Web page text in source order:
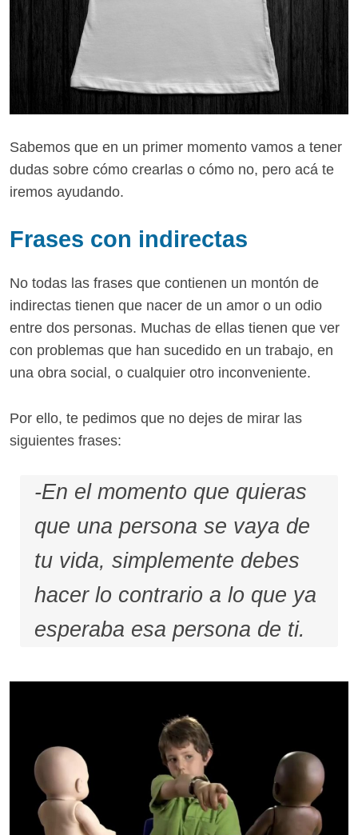
Sabemos que en un primer momento vamos a tener
dudas sobre cómo crearlas o cómo no, pero acá te
iremos ayudando.
Frases con indirectas
No todas las frases que contienen un montón de
indirectas tienen que nacer de un amor o un odio
entre dos personas. Muchas de ellas tienen que ver
con problemas que han sucedido en un trabajo, en
una obra social, o cualquier otro inconveniente.
Por ello, te pedimos que no dejes de mirar las
siguientes frases:
-En el momento que quieras
que una persona se vaya de
tu vida, simplemente debes
hacer lo contrario a lo que ya
esperaba esa persona de ti.